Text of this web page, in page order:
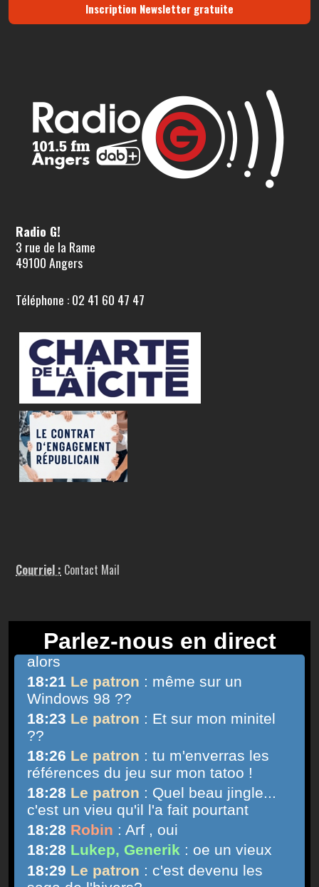
Inscription Newsletter gratuite
Radio G!
3 rue de la Rame
49100 Angers
Téléphone : 02 41 60 47 47
Courriel : Contact Mail